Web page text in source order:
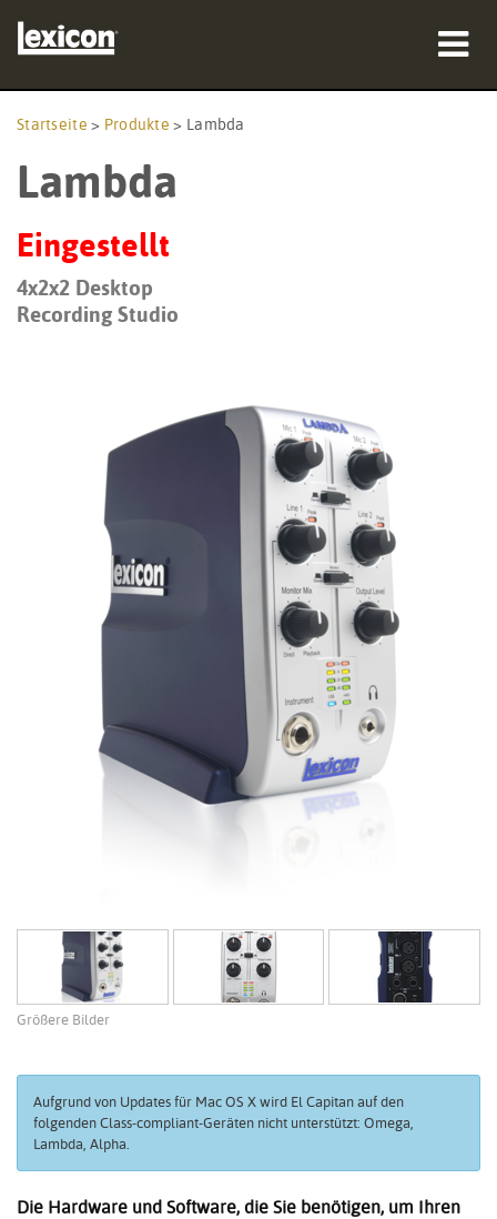
Wo zu kaufen
Fallstudien
Schulungen
Sprache/Region
Startseite > Produkte > Lambda
Lambda
Eingestellt
4x2x2 Desktop
Recording Studio
Größere Bilder
Aufgrund von Updates für Mac OS X wird El Capitan auf den
folgenden Class-compliant-Geräten nicht unterstützt: Omega,
Lambda, Alpha.
Die Hardware und Software, die Sie benötigen, um Ihren